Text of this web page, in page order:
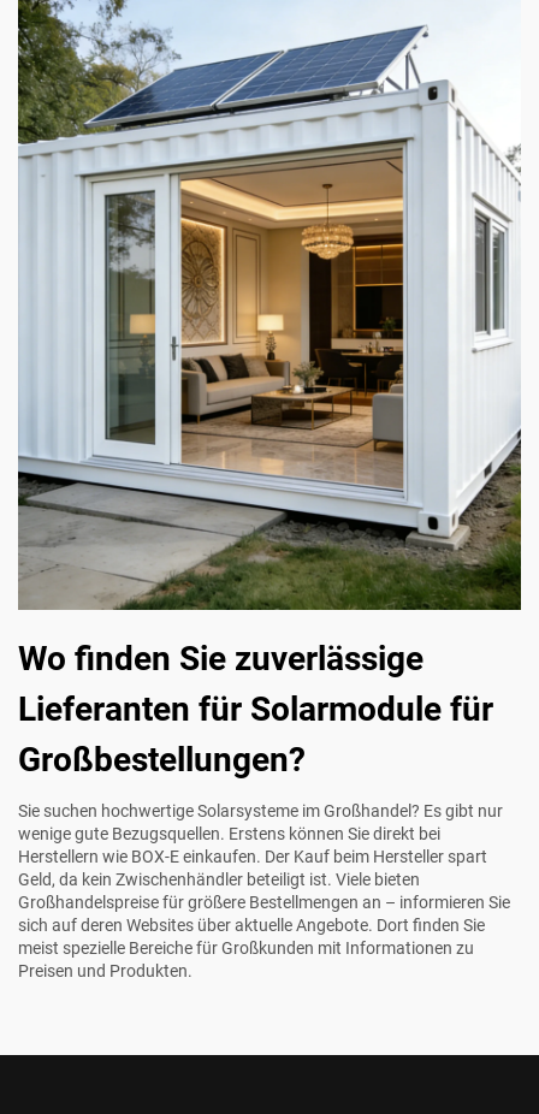
Wo finden Sie zuverlässige
Lieferanten für Solarmodule für
Großbestellungen?
Sie suchen hochwertige Solarsysteme im Großhandel? Es gibt nur
wenige gute Bezugsquellen. Erstens können Sie direkt bei
Herstellern wie BOX-E einkaufen. Der Kauf beim Hersteller spart
Geld, da kein Zwischenhändler beteiligt ist. Viele bieten
Großhandelspreise für größere Bestellmengen an – informieren Sie
sich auf deren Websites über aktuelle Angebote. Dort finden Sie
meist spezielle Bereiche für Großkunden mit Informationen zu
Preisen und Produkten.